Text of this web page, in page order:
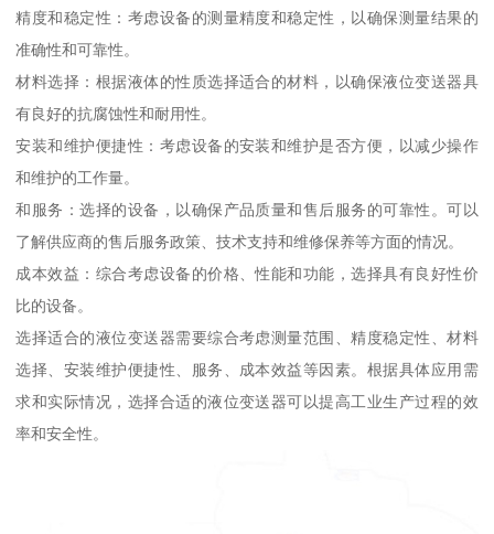
精度和稳定性：考虑设备的测量精度和稳定性，以确保测量结果的
准确性和可靠性。
材料选择：根据液体的性质选择适合的材料，以确保液位变送器具
有良好的抗腐蚀性和耐用性。
安装和维护便捷性：考虑设备的安装和维护是否方便，以减少操作
和维护的工作量。
和服务：选择的设备，以确保产品质量和售后服务的可靠性。可以
了解供应商的售后服务政策、技术支持和维修保养等方面的情况。
成本效益：综合考虑设备的价格、性能和功能，选择具有良好性价
比的设备。
选择适合的液位变送器需要综合考虑测量范围、精度稳定性、材料
选择、安装维护便捷性、服务、成本效益等因素。根据具体应用需
求和实际情况，选择合适的液位变送器可以提高工业生产过程的效
率和安全性。